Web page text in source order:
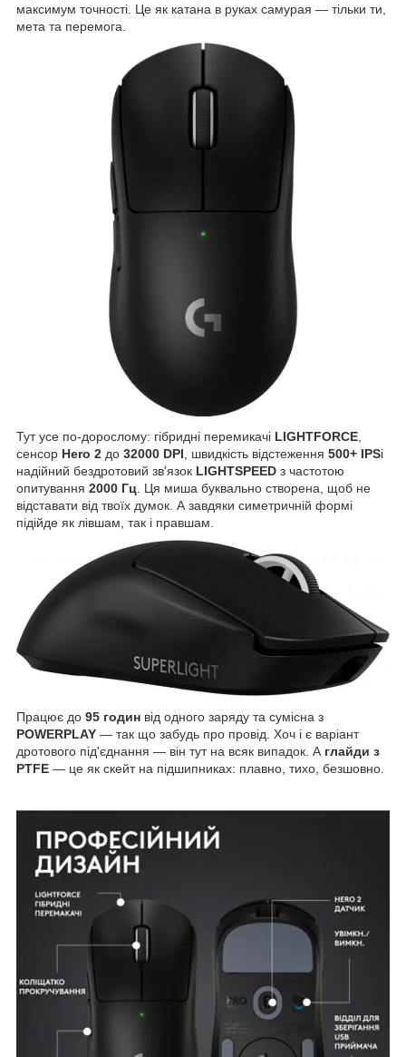
максимум точності. Це як катана в руках самурая — тільки ти,
мета та перемога.
Тут усе по-дорослому: гібридні перемикачі LIGHTFORCE
сенсор Hero 2 до 32000 DPI , швидкість відстеження 500+ IPSі
надійний бездротовий зв'язок LIGHTSPEED з частотою
опитування 2000 Гц . Ця миша буквально створена, щоб не
відставати від твоїх думок. А завдяки симетричній формі
підійде як лівшам, так і правшам.
Працює до 95 годин від одного заряду та сумісна з
POWERPLAY — так що забудь про провід. Хоч і є варіант
дротового під'єднання — він тут на всяк випадок. А глайди з
PTFE — це як скейт на підшипниках: плавно, тихо, безшовно.